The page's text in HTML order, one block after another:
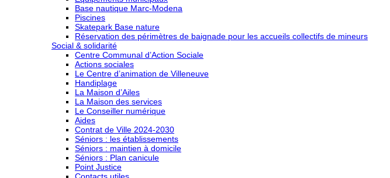
Base nautique Marc-Modena
Piscines
Skatepark Base nature
Réservation des périmètres de baignade pour les accueils collectifs de mineurs
Social & solidarité
Centre Communal d’Action Sociale
Actions sociales
Le Centre d’animation de Villeneuve
Handiplage
La Maison d’Ailes
La Maison des services
Le Conseiller numérique
Aides
Contrat de Ville 2024-2030
Séniors : les établissements
Séniors : maintien à domicile
Séniors : Plan canicule
Point Justice